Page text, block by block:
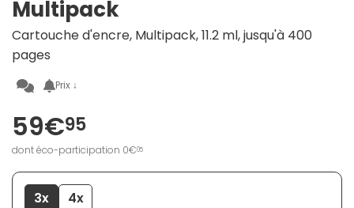
Multipack
Cartouche d'encre, Multipack, 11.2 ml, jusqu'à 400
pages
Prix ↓
59€95
dont éco-participation 0€05
3x
4x